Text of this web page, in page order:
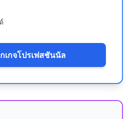
เกจโปรเฟสชันนัล